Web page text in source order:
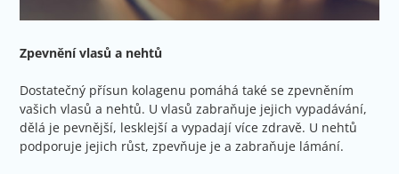
Zpevnění vlasů a nehtů
Dostatečný přísun kolagenu pomáhá také se zpevněním
vašich vlasů a nehtů. U vlasů zabraňuje jejich vypadávání,
dělá je pevnější, lesklejší a vypadají více zdravě. U nehtů
podporuje jejich růst, zpevňuje je a zabraňuje lámání.